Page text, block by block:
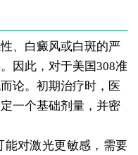
、白癜风或白斑的严
因此，对于美国308准
论。初期治疗时，医
一个基础剂量，并密
能对激光更敏感，需要